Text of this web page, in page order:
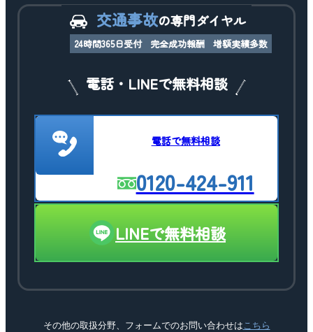
交通事故の専門ダイヤル
24時間365日受付 完全成功報酬 増額実績多数
電話・LINEで無料相談
電話で無料相談
0120-424-911
LINEで無料相談
その他の取扱分野、フォームでのお問い合わせはこちら